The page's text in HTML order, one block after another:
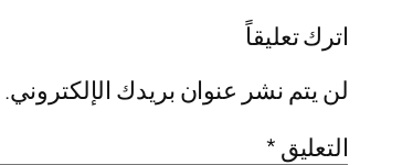
اترك تعليقاً
لن يتم نشر عنوان بريدك الإلكتروني.
التعليق *